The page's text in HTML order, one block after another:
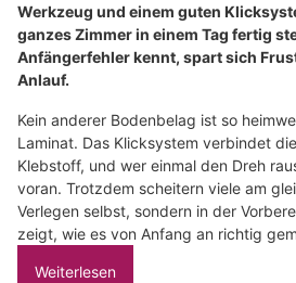
Werkzeug und einem guten
ganzes Zimmer in einem Tag fertig
Anfängerfehler kennt, spart sich
Anlauf.
Kein anderer Bodenbelag ist so
Laminat. Das Klicksystem verbindet
Klebstoff, und wer einmal den Dreh
voran. Trotzdem scheitern viele am
Verlegen selbst, sondern in der
zeigt, wie es von Anfang an richtig
Weiterlesen